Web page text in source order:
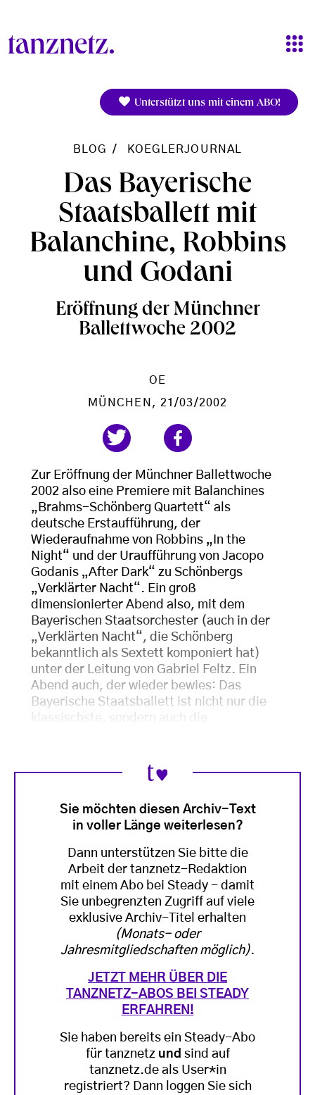
Unterstützt uns mit einem ABO!
BLOG KOEGLERJOURNAL
Das Bayerische
Staatsballett mit
Balanchine, Robbins
und Godani
Eröffnung der Münchner
Ballettwoche 2002
OE
MÜNCHEN , 21/03/2002
Zur Eröffnung der Münchner Ballettwoche
2002 also eine Premiere mit Balanchines
„Brahms-Schönberg Quartett“ als
deutsche Erstaufführung, der
Wiederaufnahme von Robbins „In the
Night“ und der Uraufführung von Jacopo
Godanis „After Dark“ zu Schönbergs
„Verklärter Nacht“. Ein groß
dimensionierter Abend also, mit dem
Bayerischen Staatsorchester (auch in der
„Verklärten Nacht“, die Schönberg
bekanntlich als Sextett komponiert hat)
unter der Leitung von Gabriel Feltz. Ein
Abend auch, der wieder bewies: Das
Bayerische Staatsballett ist nicht nur die
klassischste, sondern auch die
Sie möchten diesen Archiv-Text
in voller Länge weiterlesen?
Dann unterstützen Sie bitte die
Arbeit der tanznetz-Redaktion
mit einem Abo bei Steady - damit
Sie unbegrenzten Zugriff auf viele
exklusive Archiv-Titel erhalten
(Monats- oder
Jahresmitgliedschaften möglich).
JETZT MEHR ÜBER DIE
TANZNETZ-ABOS BEI STEADY
ERFAHREN!
Sie haben bereits ein Steady-Abo
für tanznetz und sind auf
tanznetz.de als User*in
registriert? Dann loggen Sie sich